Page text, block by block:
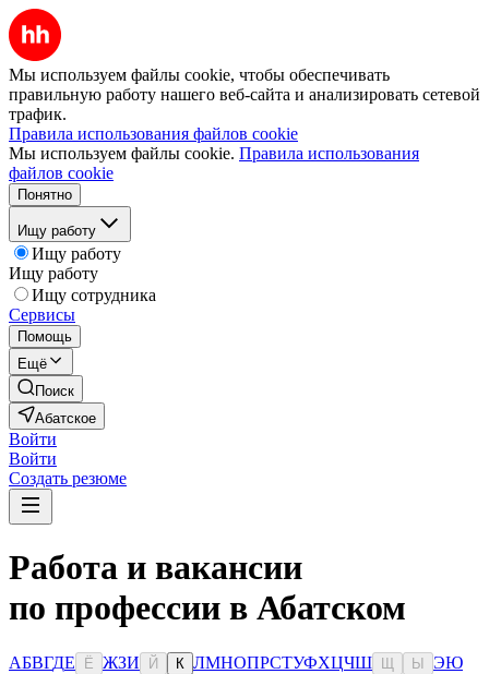
Мы используем файлы cookie, чтобы обеспечивать
правильную работу нашего веб-сайта и анализировать сетевой
трафик.
Правила использования файлов cookie
Мы используем файлы cookie. Правила использования
файлов cookie
Понятно
Ищу работу
Ищу работу
Ищу работу
Ищу сотрудника
Сервисы
Помощь
Ещё
Поиск
Абатское
Войти
Войти
Создать резюме
Работа и вакансии
по профессии в Абатском
АБВГДЕ Ё ЖЗИ Й К ЛМНОПРСТУФХЦЧШ Ы ЭЮ